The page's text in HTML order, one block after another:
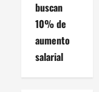
buscan
10% de
aumento
salarial